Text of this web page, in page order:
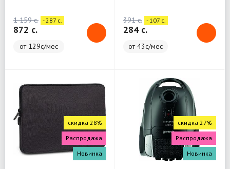
1 159 c. - 287 c.
872 c.
от 129с/мес
391 c. - 107 c.
284 c.
от 43с/мес
скидка 28%
Распродажа
Новинка
скидка 27%
Распродажа
Новинка